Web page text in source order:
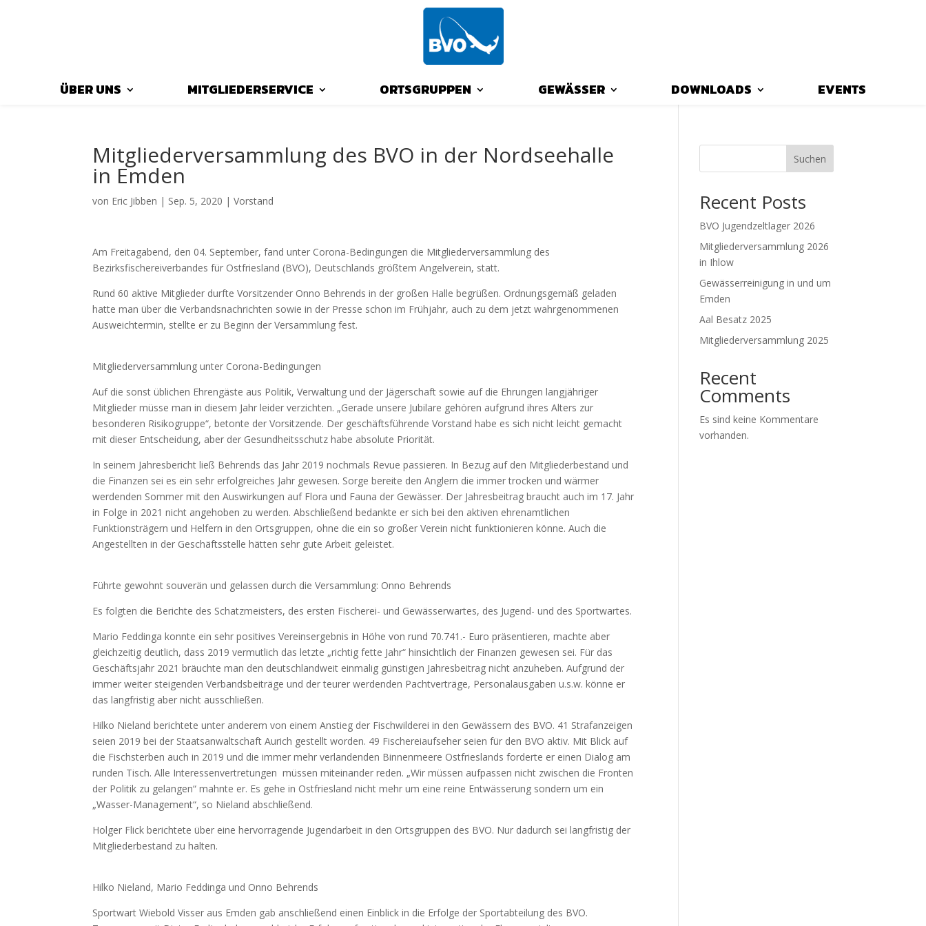
ÜBER UNS MITGLIEDERSERVICE ORTSGRUPPEN GEWÄSSER DOWNLOADS EVENTS
Mitgliederversammlung des BVO in der Nordseehalle
in Emden
von Eric Jibben | Sep. 5, 2020 |Vorstand
Am Freitagabend, den 04. September, fand unter Corona-Bedingungen die Mitgliederversammlung des
Bezirksfischereiverbandes für Ostfriesland (BVO), Deutschlands größtem Angelverein, statt.
Rund 60 aktive Mitglieder durfte Vorsitzender Onno Behrends in der großen Halle begrüßen. Ordnungsgemäß geladen
hatte man über die Verbandsnachrichten sowie in der Presse schon im Frühjahr, auch zu dem jetzt wahrgenommenen
Ausweichtermin, stellte er zu Beginn der Versammlung fest.
Mitgliederversammlung unter Corona-Bedingungen
Auf die sonst üblichen Ehrengäste aus Politik, Verwaltung und der Jägerschaft sowie auf die Ehrungen langjähriger
Mitglieder müsse man in diesem Jahr leider verzichten. „Gerade unsere Jubilare gehören aufgrund ihres Alters zur
besonderen Risikogruppe“, betonte der Vorsitzende. Der geschäftsführende Vorstand habe es sich nicht leicht gemacht
mit dieser Entscheidung, aber der Gesundheitsschutz habe absolute Priorität.
In seinem Jahresbericht ließ Behrends das Jahr 2019 nochmals Revue passieren. In Bezug auf den Mitgliederbestand und
die Finanzen sei es ein sehr erfolgreiches Jahr gewesen. Sorge bereite den Anglern die immer trocken und wärmer
werdenden Sommer mit den Auswirkungen auf Flora und Fauna der Gewässer. Der Jahresbeitrag braucht auch im 17. Jahr
in Folge in 2021 nicht angehoben zu werden. Abschließend bedankte er sich bei den aktiven ehrenamtlichen
Funktionsträgern und Helfern in den Ortsgruppen, ohne die ein so großer Verein nicht funktionieren könne. Auch die
Angestellten in der Geschäftsstelle hätten sehr gute Arbeit geleistet.
Führte gewohnt souverän und gelassen durch die Versammlung: Onno Behrends
Es folgten die Berichte des Schatzmeisters, des ersten Fischerei- und Gewässerwartes, des Jugend- und des Sportwartes.
Mario Feddinga konnte ein sehr positives Vereinsergebnis in Höhe von rund 70.741.- Euro präsentieren, machte aber
gleichzeitig deutlich, dass 2019 vermutlich das letzte „richtig fette Jahr“ hinsichtlich der Finanzen gewesen sei. Für das
Geschäftsjahr 2021 bräuchte man den deutschlandweit einmalig günstigen Jahresbeitrag nicht anzuheben. Aufgrund der
immer weiter steigenden Verbandsbeiträge und der teurer werdenden Pachtverträge, Personalausgaben u.s.w. könne er
das langfristig aber nicht ausschließen.
Hilko Nieland berichtete unter anderem von einem Anstieg der Fischwilderei in den Gewässern des BVO. 41 Strafanzeigen
seien 2019 bei der Staatsanwaltschaft Aurich gestellt worden. 49 Fischereiaufseher seien für den BVO aktiv. Mit Blick auf
die Fischsterben auch in 2019 und die immer mehr verlandenden Binnenmeere Ostfrieslands forderte er einen Dialog am
runden Tisch. Alle Interessenvertretungen müssen miteinander reden. „Wir müssen aufpassen nicht zwischen die Fronten
der Politik zu gelangen“ mahnte er. Es gehe in Ostfriesland nicht mehr um eine reine Entwässerung sondern um ein
„Wasser-Management“, so Nieland abschließend.
Holger Flick berichtete über eine hervorragende Jugendarbeit in den Ortsgruppen des BVO. Nur dadurch sei langfristig der
Mitgliederbestand zu halten.
Hilko Nieland, Mario Feddinga und Onno Behrends
Sportwart Wiebold Visser aus Emden gab anschließend einen Einblick in die Erfolge der Sportabteilung des BVO.
Suchen
Recent Posts
BVO Jugendzeltlager 2026
Mitgliederversammlung 2026
in Ihlow
Gewässerreinigung in und um
Emden
Aal Besatz 2025
Mitgliederversammlung 2025
Recent
Comments
Es sind keine Kommentare
vorhanden.